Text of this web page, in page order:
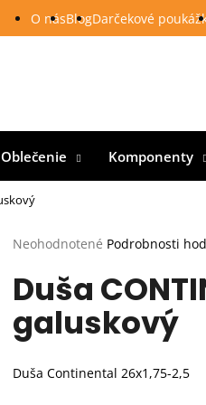
O násBlogDarčekové
Oblečenie Komponenty
Priemerné
produktu
je
z
5
Neohodnotené Podrobnosti
Duša
galuskový
Duša Continental 26x1,75-2,5